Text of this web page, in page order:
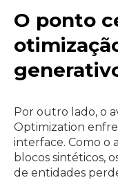
O ponto
Por outro lado, o
Optimization
interface. Como o
blocos sintéticos,
de entidades